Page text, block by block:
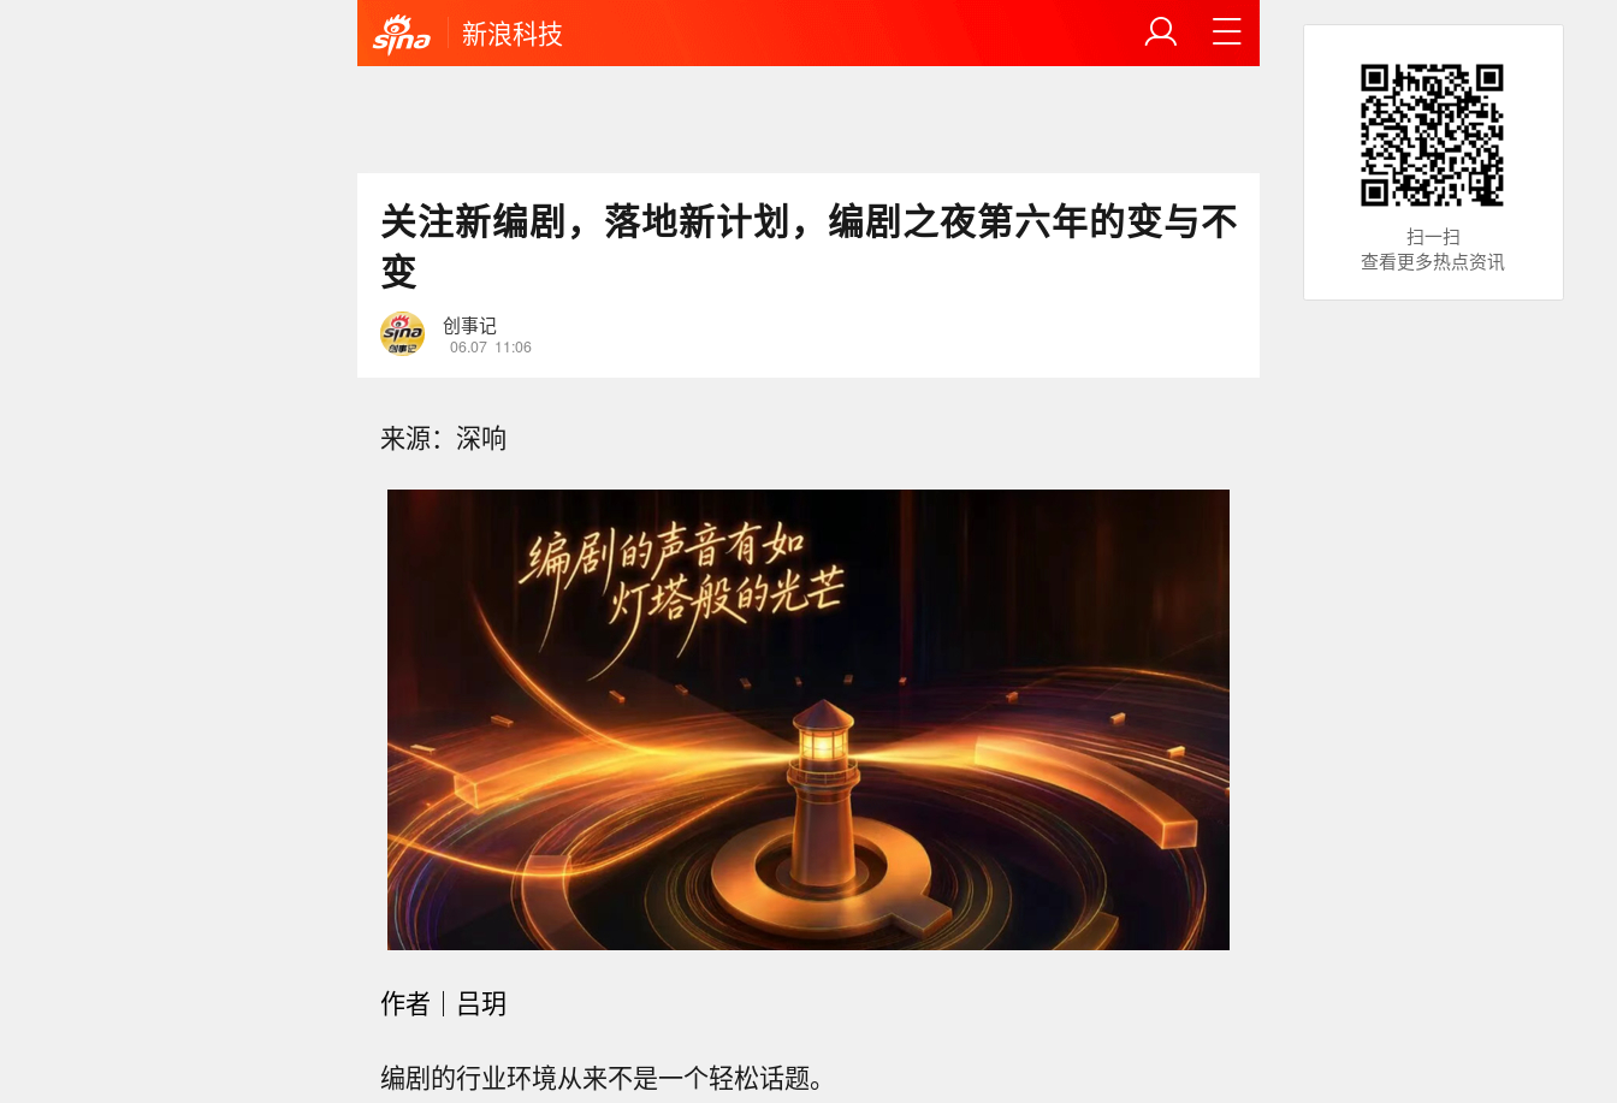
新浪科技
关注新编剧，落地新计划，编剧之夜第六年的变与不
变
创事记
06.07 11:06
来源：深响
作者｜吕玥
编剧的行业环境从来不是一个轻松话题。
扫一扫
查看更多热点资讯